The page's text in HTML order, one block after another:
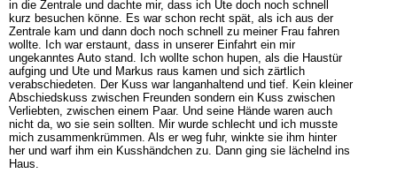
in die Zentrale und dachte mir, dass ich Ute doch noch schnell
kurz besuchen könne. Es war schon recht spät, als ich aus der
Zentrale kam und dann doch noch schnell zu meiner Frau fahren
wollte. Ich war erstaunt, dass in unserer Einfahrt ein mir
ungekanntes Auto stand. Ich wollte schon hupen, als die Haustür
aufging und Ute und Markus raus kamen und sich zärtlich
verabschiedeten. Der Kuss war langanhaltend und tief. Kein kleiner
Abschiedskuss zwischen Freunden sondern ein Kuss zwischen
Verliebten, zwischen einem Paar. Und seine Hände waren auch
nicht da, wo sie sein sollten. Mir wurde schlecht und ich musste
mich zusammenkrümmen. Als er weg fuhr, winkte sie ihm hinter
her und warf ihm ein Kusshändchen zu. Dann ging sie lächelnd ins
Haus.